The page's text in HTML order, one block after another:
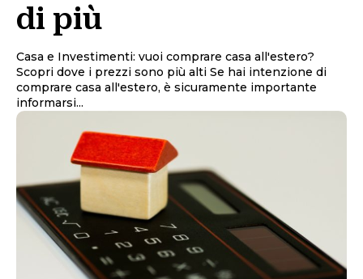
di più
Casa e Investimenti: vuoi comprare casa all'estero?
Scopri dove i prezzi sono più alti Se hai intenzione di
comprare casa all'estero, è sicuramente importante
informarsi...